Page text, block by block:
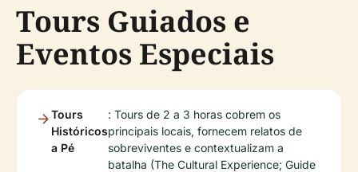
Tours Guiados e
Eventos Especiais
Tours
Históricos
a Pé
: Tours de 2 a 3 horas cobrem os
principais locais, fornecem relatos de
sobreviventes e contextualizam a
batalha (The Cultural Experience; Guide